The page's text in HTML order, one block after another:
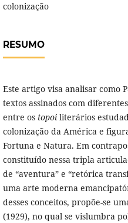
colonização
RESUMO
Este artigo visa analisar como
textos assinados com
entre os topoiliterários
colonização da América e
Fortuna e Natura. Em
constituído nessa tripla
de “aventura” e “retórica
uma arte moderna
desses conceitos, propõe-se
(1929), no qual se vislumbra